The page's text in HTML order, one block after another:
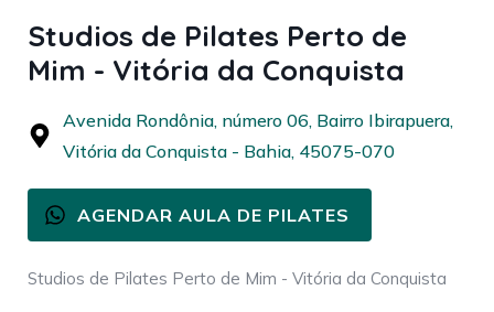
Studios de Pilates Perto de
Mim - Vitória da Conquista
Avenida Rondônia, número 06, Bairro Ibirapuera,
Vitória da Conquista - Bahia, 45075-070
AGENDAR AULA DE PILATES
Studios de Pilates Perto de Mim - Vitória da Conquista